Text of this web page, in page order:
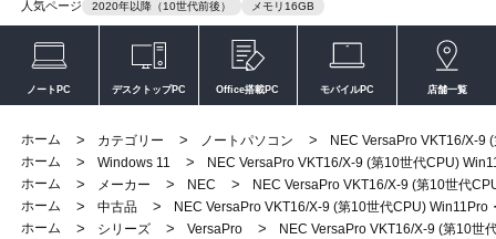
人気ページ 2020年以降（10世代前後） メモリ16GB
ノートPC デスクトップPC Office搭載PC モバイルPC 店舗一覧
ホーム > カテゴリー > ノートパソコン >
NEC VersaPro VKT16/X-9
ホーム
> Windows 11 >
NEC VersaPro VKT16/X-9 (第10世代CPU)
ホーム
> メーカー > NEC >
NEC VersaPro VKT16/X-9 (第10世代
ホーム
> 中古品 >
NEC VersaPro VKT16/X-9 (第10世代CPU) Win11Pro
ホーム
> シリーズ > VersaPro > NEC VersaPro VKT16/X-9 (第10世